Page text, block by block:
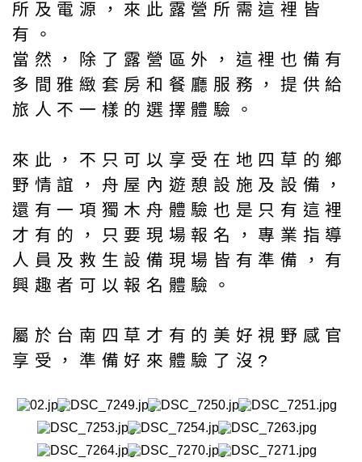
所及電源，來此露營所需這裡皆
有。
當然，除了露營區外，這裡也備有
多間雅緻套房和餐廳服務，提供給
旅人不一樣的選擇體驗。
來此，不只可以享受在地四草的鄉
野情誼，舟屋內遊憩設施及設備，
還有一項獨木舟體驗也是只有這裡
才有的，只要現場報名，專業指導
人員及救生設備現場皆有準備，有
興趣者可以報名體驗。
屬於台南四草才有的美好視野感官
享受，準備好來體驗了沒?